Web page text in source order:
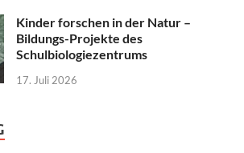
Kinder forschen in der Natur –
Bildungs-Projekte des
Schulbiologiezentrums
17. Juli 2026